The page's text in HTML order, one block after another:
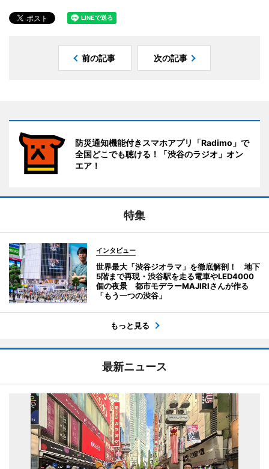
前の記事 次の記事
防災通知機能付きスマホアプリ「Radimo」で
全国どこでも聴ける！「渋谷のラジオ」オン
エア！
特集
インタビュー
世界最大「渋谷ジオラマ」を徹底解剖！ 地下
5階まで再現・渋谷駅を走る電車やLED4000
個の夜景 都市モデラーMAJIRIさんが作る
「もう一つの渋谷」
もっと見る
最新ニュース